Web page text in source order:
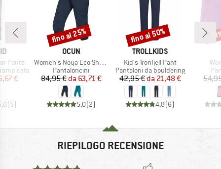
Pants
ridotto
€
(5)
MARCHIO
OCUN
Articolo
Women's Noya Eco Shorts
Gruppo di prodotti
Pantaloncini
Prezzo
84,95 € Prezzo ridotto
da 63,71 €
5,0(2)
Sconto
fino al 25%
MARCHIO
TROLLKIDS
Articolo
Kid's Tronfjell Pant
Gruppo di prodotti
Pantaloni da bouldering
Prezzo
42,95 € Prezzo ridotto
da 21,48 €
4,8(6)
Sconto
fino al 50%
RIEPILOGO RECENSIONE